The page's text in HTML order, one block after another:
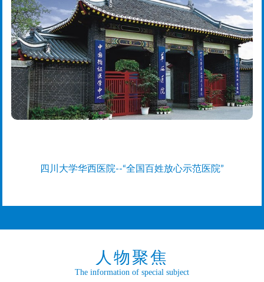
四川大学华西医院--“全国百姓放心示范医院”
人物聚焦
The information of special subject